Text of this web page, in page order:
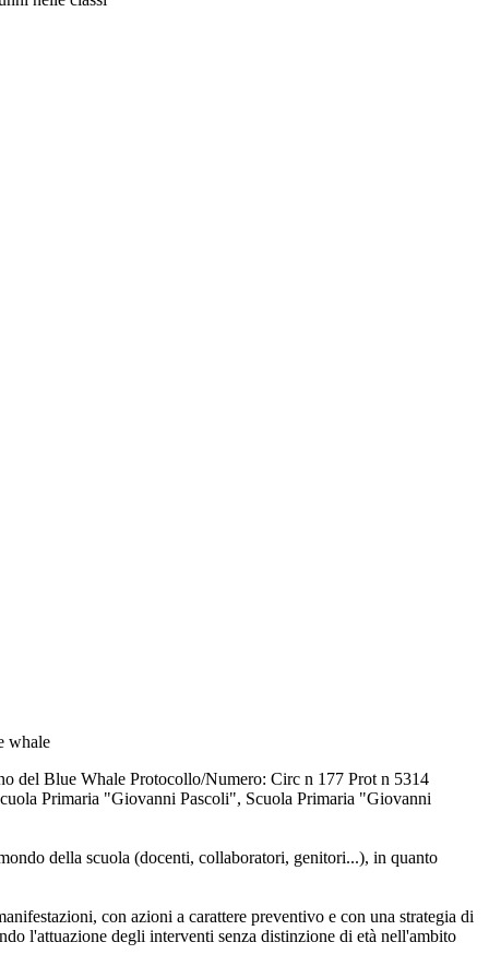
whale
del Blue Whale Protocollo/Numero: Circ n 177 Prot n 5314
Primaria "Giovanni Pascoli", Scuola Primaria "Giovanni
della scuola (docenti, collaboratori, genitori...), in quanto
con azioni a carattere preventivo e con una strategia di
l'attuazione degli interventi senza distinzione di età nell'ambito